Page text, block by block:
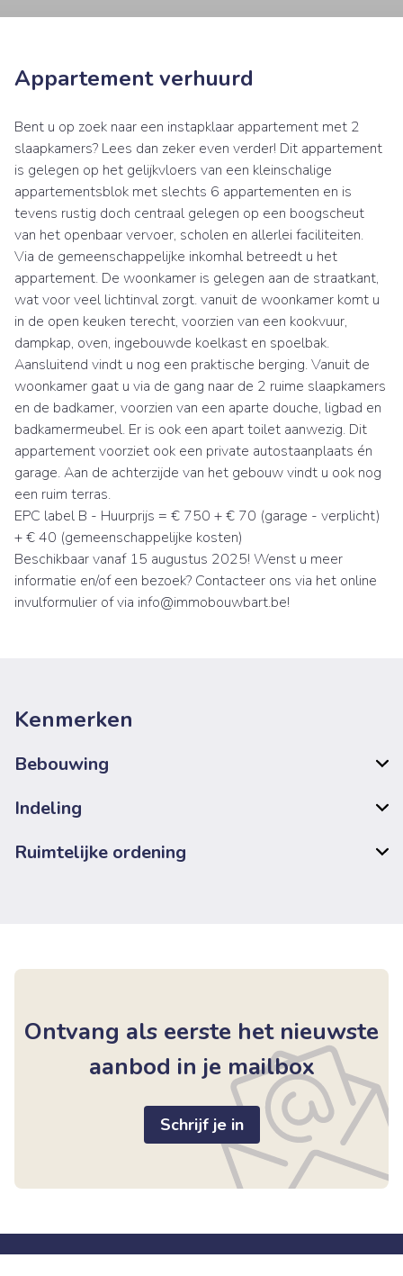
Appartement verhuurd
Bent u op zoek naar een instapklaar appartement met 2
slaapkamers? Lees dan zeker even verder! Dit appartement
is gelegen op het gelijkvloers van een kleinschalige
appartementsblok met slechts 6 appartementen en is
tevens rustig doch centraal gelegen op een boogscheut
van het openbaar vervoer, scholen en allerlei faciliteiten.
Via de gemeenschappelijke inkomhal betreedt u het
appartement. De woonkamer is gelegen aan de straatkant,
wat voor veel lichtinval zorgt. vanuit de woonkamer komt u
in de open keuken terecht, voorzien van een kookvuur,
dampkap, oven, ingebouwde koelkast en spoelbak.
Aansluitend vindt u nog een praktische berging. Vanuit de
woonkamer gaat u via de gang naar de 2 ruime slaapkamers
en de badkamer, voorzien van een aparte douche, ligbad en
badkamermeubel. Er is ook een apart toilet aanwezig. Dit
appartement voorziet ook een private autostaanplaats én
garage. Aan de achterzijde van het gebouw vindt u ook nog
een ruim terras.
EPC label B - Huurprijs = € 750 + € 70 (garage - verplicht)
+ € 40 (gemeenschappelijke kosten)
Beschikbaar vanaf 15 augustus 2025! Wenst u meer
informatie en/of een bezoek? Contacteer ons via het online
invulformulier of via info@immobouwbart.be!
Kenmerken
Bebouwing
Indeling
Ruimtelijke ordening
Ontvang als eerste het nieuwste
aanbod in je mailbox
Schrijf je in